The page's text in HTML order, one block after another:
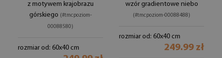
z motywem krajobrazu
górskiego (#tmcpoziom-
00088580)
rozmiar od: 60x40 cm
wzór gradientowe niebo
(#tmcpoziom-00088488)
rozmiar od: 60x40 cm
249.99 zł